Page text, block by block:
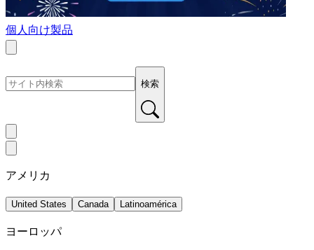
個人向け製品
検索
アメリカ
United States Canada Latinoamérica
ヨーロッパ